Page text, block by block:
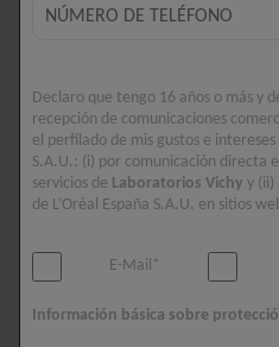
Declaro que tengo 16 años o más y
recepción de comunicaciones
el perfilado de mis gustos e intereses
S.A.U.: (i) por comunicación directa
servicios de Laboratorios Vichy y (ii)
de L’Oréal España S.A.U. en sitios
E-Mail*
Información básica sobre